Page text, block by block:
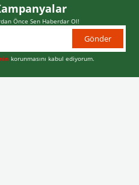
Önce Sen Haberdar Ol!
Gönder
korunmasını kabul ediyorum.